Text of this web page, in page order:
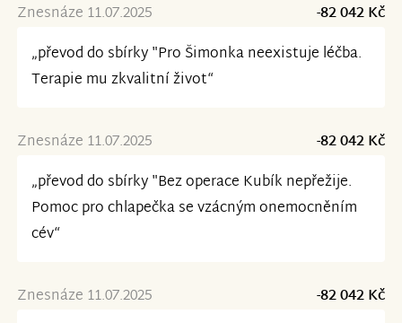
Znesnáze 11.07.2025
-82 042 Kč
„převod do sbírky "Pro Šimonka neexistuje léčba.
Terapie mu zkvalitní život“
Znesnáze 11.07.2025
-82 042 Kč
„převod do sbírky "Bez operace Kubík nepřežije.
Pomoc pro chlapečka se vzácným onemocněním
cév“
Znesnáze 11.07.2025
-82 042 Kč